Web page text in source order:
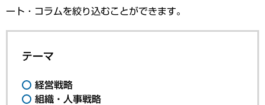
ート・コラムを絞り込むことができます。
テーマ
経営戦略
組織・人事戦略